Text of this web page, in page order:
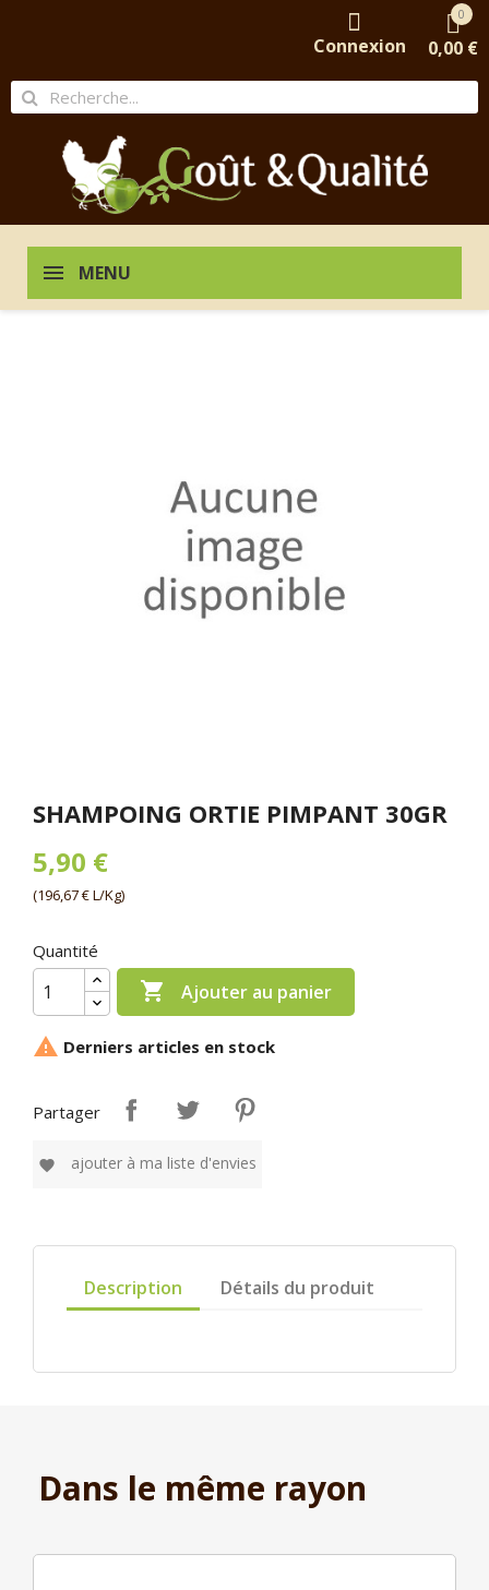
Connexion
0
0,00 €
MENU
SHAMPOING ORTIE PIMPANT 30GR
5,90 €
(196,67 € L/Kg)
Quantité
 Ajouter au panier
 Derniers articles en stock
Partager
favorite ajouter à ma liste d'envies
Description Détails du produit
Dans le même rayon